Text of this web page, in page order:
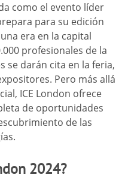
como el evento líder
para su edición
era en la capital
profesionales de la
se darán cita en la feria,
Pero más allá
ICE London ofrece
de oportunidades
de las
2024?